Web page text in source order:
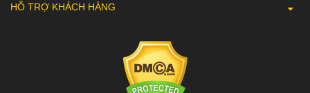
HỖ TRỢ KHÁCH HÀNG